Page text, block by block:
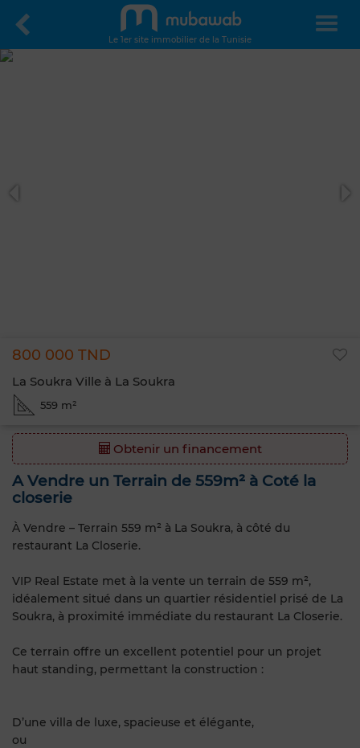
Le 1er site immobilier de la Tunisie
800 000 TND
La Soukra Ville à La Soukra
559 m²
Obtenir un financement
A Vendre un Terrain de 559m² à Coté la
closerie
À Vendre – Terrain 559 m² à La Soukra, à côté du
restaurant La Closerie.
VIP Real Estate met à la vente un terrain de 559 m²,
idéalement situé dans un quartier résidentiel prisé de La
Soukra, à proximité immédiate du restaurant La Closerie.
Ce terrain offre un excellent potentiel pour un projet
haut standing, permettant la construction :
D’une villa de luxe, spacieuse et élégante,
ou